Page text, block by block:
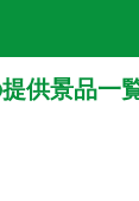
供景品一